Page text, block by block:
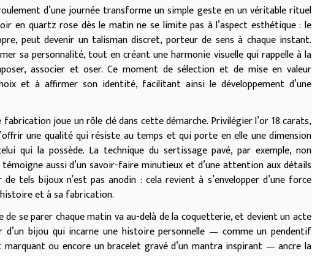
d’une journée transforme un simple geste en un véritable rituel
en quartz rose dès le matin ne se limite pas à l’aspect esthétique : le
peut devenir un talisman discret, porteur de sens à chaque instant.
sa personnalité, tout en créant une harmonie visuelle qui rappelle à la
associer et oser. Ce moment de sélection et de mise en valeur
et à affirmer son identité, facilitant ainsi le développement d’une
joue un rôle clé dans cette démarche. Privilégier l’or 18 carats,
une qualité qui résiste au temps et qui porte en elle une dimension
qui la possède. La technique du sertissage pavé, par exemple, non
aussi d’un savoir-faire minutieux et d’une attention aux détails
tels bijoux n’est pas anodin : cela revient à s’envelopper d’une force
et à sa fabrication.
se parer chaque matin va au-delà de la coquetterie, et devient un acte
d’un bijou qui incarne une histoire personnelle — comme un pendentif
ou encore un bracelet gravé d’un mantra inspirant — ancre la